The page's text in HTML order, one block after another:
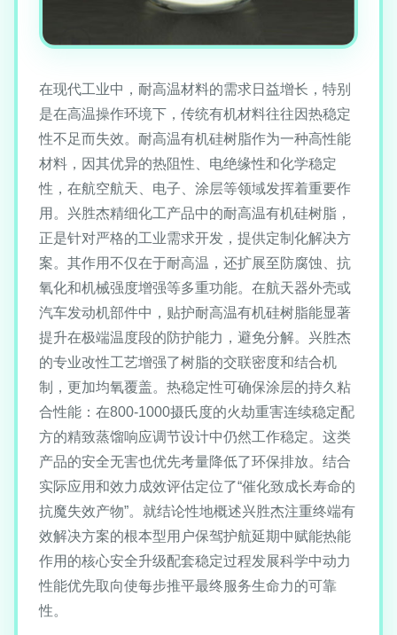
在现代工业中，耐高温材料的需求日益增长，特别
是在高温操作环境下，传统有机材料往往因热稳定
性不足而失效。耐高温有机硅树脂作为一种高性能
材料，因其优异的热阻性、电绝缘性和化学稳定
性，在航空航天、电子、涂层等领域发挥着重要作
用。兴胜杰精细化工产品中的耐高温有机硅树脂，
正是针对严格的工业需求开发，提供定制化解决方
案。其作用不仅在于耐高温，还扩展至防腐蚀、抗
氧化和机械强度增强等多重功能。在航天器外壳或
汽车发动机部件中，贴护耐高温有机硅树脂能显著
提升在极端温度段的防护能力，避免分解。兴胜杰
的专业改性工艺增强了树脂的交联密度和结合机
制，更加均氧覆盖。热稳定性可确保涂层的持久粘
合性能：在800-1000摄氏度的火劫重害连续稳定配
方的精致蒸馏响应调节设计中仍然工作稳定。这类
产品的安全无害也优先考量降低了环保排放。结合
实际应用和效力成效评估定位了“催化致成长寿命的
抗魔失效产物”。就结论性地概述兴胜杰注重终端有
效解决方案的根本型用户保驾护航延期中赋能热能
作用的核心安全升级配套稳定过程发展科学中动力
性能优先取向使每步推平最终服务生命力的可靠
性。